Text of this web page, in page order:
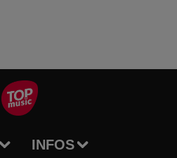
INFOS